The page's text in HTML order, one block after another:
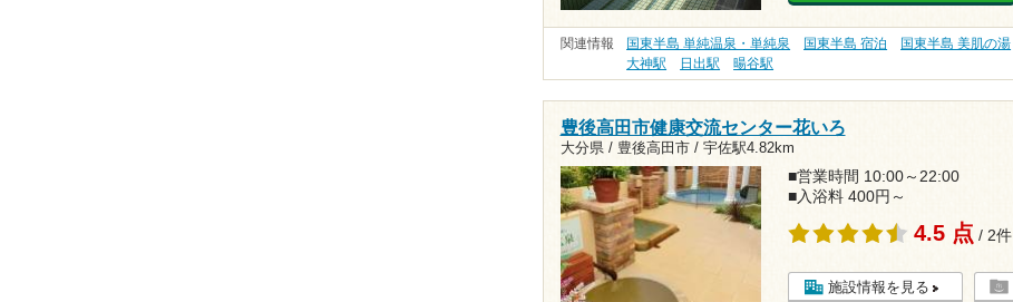
関連情報 国東半島 単純温泉・単純泉 国東半島 宿泊 国東半島 美肌の湯
大神駅
日出駅 暘谷駅
豊後高田市健康交流センター花いろ
大分県 / 豊後高田市 / 宇佐駅4.82km
■営業時間 10:00～22:00
■入浴料 400円～
4.5 点 / 2件
施設情報を見る